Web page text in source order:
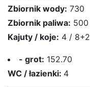
Zbiornik wody: 730
Zbiornik paliwa: 500
Kajuty / koje: 4 / 8+2
- grot: 152.70
WC / łazienki: 4